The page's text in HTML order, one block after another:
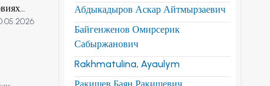
Абдыкадыров Аскар Айтмырзаевич
Байгенженов Омирсерик
Сабыржанович
Rakhmatulina, Ayaulym